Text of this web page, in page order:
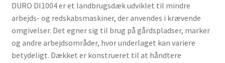
DURO DI1004 er et landbrugsdæk udviklet til mindre
arbejds- og redskabsmaskiner, der anvendes i krævende
omgivelser. Det egner sig til brug på gårdspladser, marker
og andre arbejdsområder, hvor underlaget kan variere
betydeligt. Dækket er konstrueret til at håndtere